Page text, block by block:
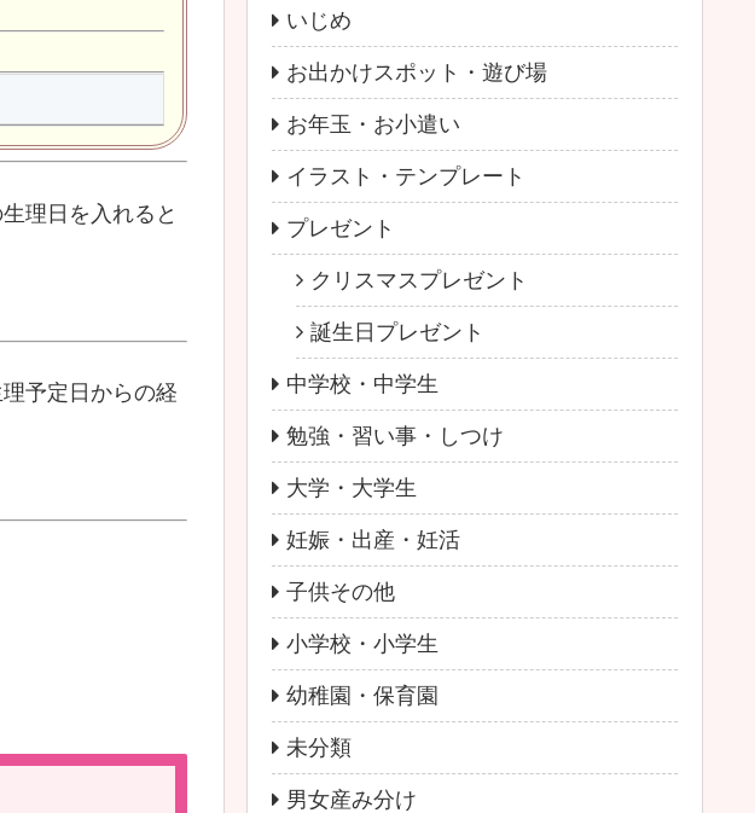
理日を入れると
予定日からの経
いじめ
お出かけスポット・遊び場
お年玉・お小遣い
イラスト・テンプレート
プレゼント
クリスマスプレゼント
誕生日プレゼント
中学校・中学生
勉強・習い事・しつけ
大学・大学生
妊娠・出産・妊活
子供その他
小学校・小学生
幼稚園・保育園
未分類
男女産み分け